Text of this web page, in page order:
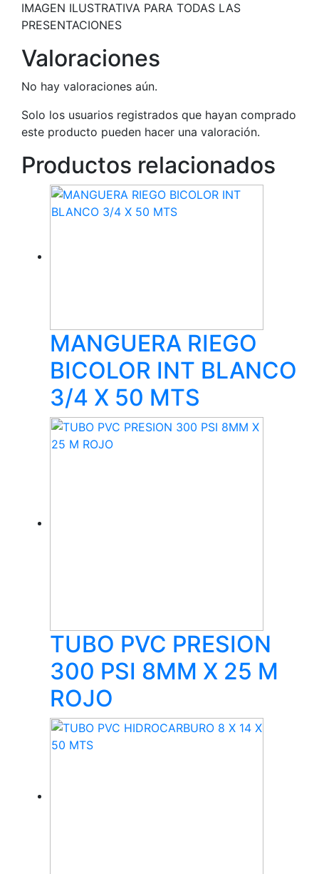
IMAGEN ILUSTRATIVA PARA TODAS LAS
PRESENTACIONES
Valoraciones
No hay valoraciones aún.
Solo los usuarios registrados que hayan comprado
este producto pueden hacer una valoración.
Productos relacionados
MANGUERA RIEGO
BICOLOR INT BLANCO
3/4 X 50 MTS
TUBO PVC PRESION
300 PSI 8MM X 25 M
ROJO